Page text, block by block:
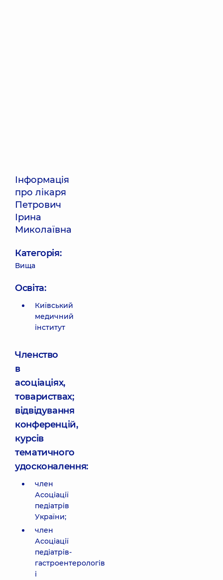
Інформація
про лікаря
Петрович
Ірина
Миколаївна
Категорія:
Вища
Освіта:
Київський
медичний
інститут
Членство
в
асоціаціях,
товариствах;
відвідування
конференцій,
курсів
тематичного
удосконалення:
член
Асоціації
педіатрів
України;
член
Асоціації
педіатрів-
гастроентерологів
і